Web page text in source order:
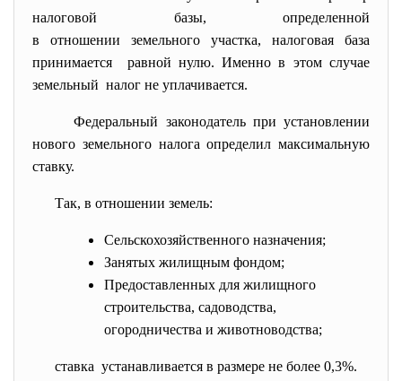
налоговой базы, определенной
в отношении земельного участка, налоговая база
принимается равной нулю. Именно в этом случае
земельный налог не уплачивается.
Федеральный законодатель при установлении
нового земельного налога определил максимальную
ставку.
Так, в отношении земель:
Сельскохозяйственного назначения;
Занятых жилищным фондом;
Предоставленных для жилищного
строительства, садоводства,
огородничества и животноводства;
ставка устанавливается в размере не более 0,3%.